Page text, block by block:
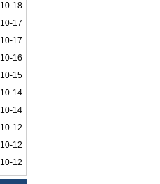
10-18
10-17
10-17
10-16
10-15
10-14
10-14
10-12
10-12
10-12